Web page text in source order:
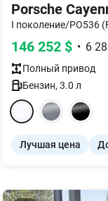
Porsche
I поколение/PO536
146 252 $ • 6
Полный привод
Бензин, 3.0 л
Лучшая цена